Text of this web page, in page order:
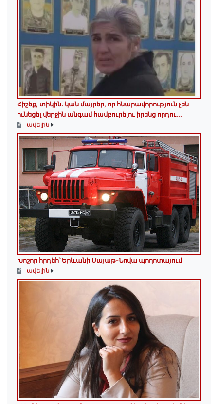
Հիշեք, տիկին․ կան մայրեր, որ հնարավորություն չեն
ունեցել վերջին անգամ համբուրելու իրենց որդու...
ավելին
Խոշոր հրդեհ՝ Երևանի Սայաթ-Նովա պողոտայում
ավելին